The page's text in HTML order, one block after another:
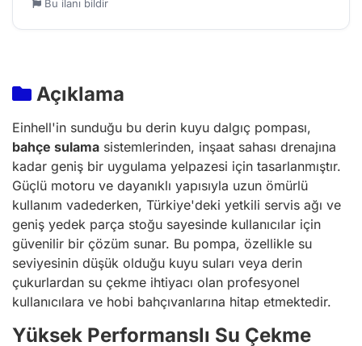
Bu ilanı bildir
Açıklama
Einhell'in sunduğu bu derin kuyu dalgıç pompası,
bahçe sulama sistemlerinden, inşaat sahası drenajına
kadar geniş bir uygulama yelpazesi için tasarlanmıştır.
Güçlü motoru ve dayanıklı yapısıyla uzun ömürlü
kullanım vadederken, Türkiye'deki yetkili servis ağı ve
geniş yedek parça stoğu sayesinde kullanıcılar için
güvenilir bir çözüm sunar. Bu pompa, özellikle su
seviyesinin düşük olduğu kuyu suları veya derin
çukurlardan su çekme ihtiyacı olan profesyonel
kullanıcılara ve hobi bahçıvanlarına hitap etmektedir.
Yüksek Performanslı Su Çekme